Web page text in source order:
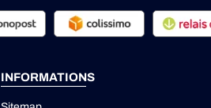
INFORMATIONS